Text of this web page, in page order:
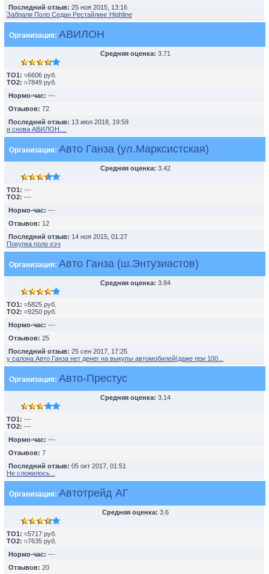
Последний отзыв: 25 ноя 2015, 13:16
Забрали Поло Седан Рестайлинг Highline
Организация: АВИЛОН
Средняя оценка: 3.71
TO1: ≈6606 руб.
TO2: ≈7849 руб.
Нормо-час: ---
Отзывов: 72
Последний отзыв: 13 июл 2018, 19:59
и снова АВИЛОН....
Организация: Авто Ганза (ул.Марксистская)
Средняя оценка: 3.42
TO1: ---
TO2: ---
Нормо-час: ---
Отзывов: 12
Последний отзыв: 14 ноя 2015, 01:27
Покупка поло хэч
Организация: Авто Ганза (ш.Энтузиастов)
Средняя оценка: 3.84
TO1: ≈5825 руб.
TO2: ≈9250 руб.
Нормо-час: ---
Отзывов: 25
Последний отзыв: 25 сен 2017, 17:25
у салона Авто Ганза нет денег на выкупы автомобилей(даже при 100...
Организация: Авто-Престус
Средняя оценка: 3.14
TO1: ---
TO2: ---
Нормо-час: ---
Отзывов: 7
Последний отзыв: 05 окт 2017, 01:51
Не сложилось...
Организация: Автотрейд АГ
Средняя оценка: 3.6
TO1: ≈5717 руб.
TO2: ≈7635 руб.
Нормо-час: ---
Отзывов: 20